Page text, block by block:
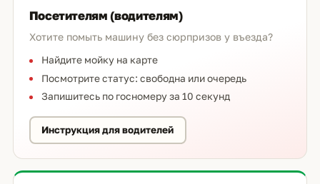
Посетителям (водителям)
Хотите помыть машину без сюрпризов у въезда?
Найдите мойку на карте
Посмотрите статус: свободна или очередь
Запишитесь по госномеру за 10 секунд
Инструкция для водителей